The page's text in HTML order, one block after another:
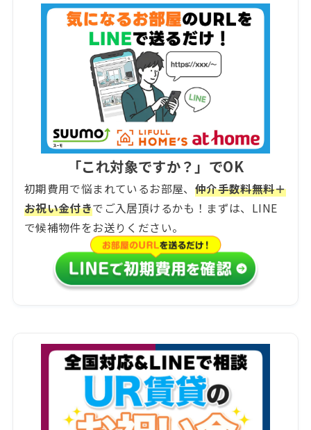
「これ対象ですか？」でOK
初期費用で悩まれているお部屋、 仲介手数料無料＋
お祝い金付きでご入居頂けるかも！まずは、LINE
で候補物件をお送りください。